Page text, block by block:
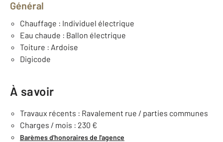
Général
Chauffage : Individuel électrique
Eau chaude : Ballon électrique
Toiture : Ardoise
Digicode
À savoir
Travaux récents : Ravalement rue / parties communes
Charges / mois : 230 €
Barèmes d'honoraires de l'agence